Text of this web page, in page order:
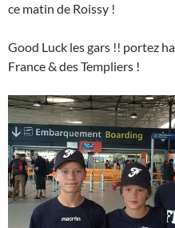
ce matin de Roissy !
Good Luck les gars !! portez
France & des Templiers !